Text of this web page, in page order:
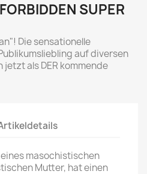
SUPER
Die sensationelle
auf diversen
als DER kommende
masochistischen
Mutter, hat einen